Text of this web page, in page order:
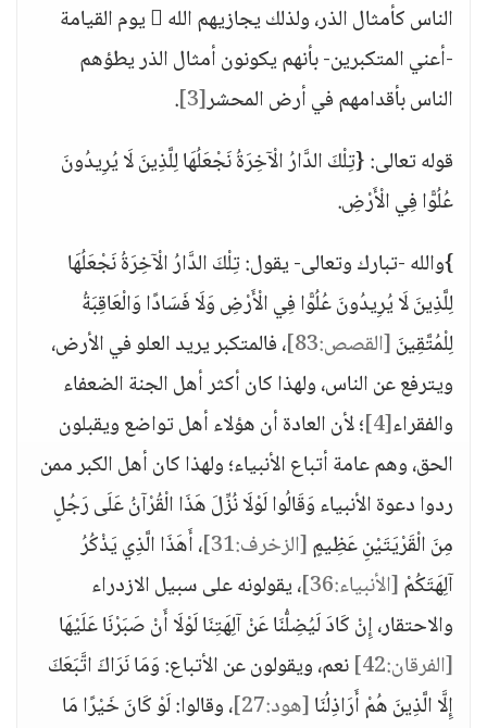
الناس كأمثال الذر، ولذلك يجازيهم الله  يوم القيامة
-أعني المتكبرين- بأنهم يكونون أمثال الذر يطؤهم
الناس بأقدامهم في أرض المحشر[3]
.
قوله تعالى: {تِلْكَ الدَّارُ الْآخِرَةُ نَجْعَلُهَا لِلَّذِينَ لَا يُرِيدُونَ
عُلُوًّا فِي الْأَرْضِ.
}والله -تبارك وتعالى- يقول: تِلْكَ الدَّارُ الْآخِرَةُ نَجْعَلُهَا
لِلَّذِينَ لَا يُرِيدُونَ عُلُوًّا فِي الْأَرْضِ وَلَا فَسَادًا وَالْعَاقِبَةُ
لِلْمُتَّقِينَ[القصص:83]
، فالمتكبر يريد العلو في الأرض،
ويترفع عن الناس، ولهذا كان أكثر أهل الجنة الضعفاء
والفقراء[4] ؛ لأن العادة أن هؤلاء أهل تواضع ويقبلون
الحق، وهم عامة أتباع الأنبياء؛ ولهذا كان أهل الكبر ممن
ردوا دعوة الأنبياء وَقَالُوا لَوْلَا نُزِّلَ هَذَا الْقُرْآنُ عَلَى رَجُلٍ
مِنَ الْقَرْيَتَيْنِ عَظِيمٍ[الزخرف:31]
، أَهَذَا الَّذِي يَذْكُرُ
آلِهَتَكُمْ[الأنبياء:36]
، يقولونه على سبيل الازدراء
والاحتقار، إِنْ كَادَ لَيُضِلُّنَا عَنْ آلِهَتِنَا لَوْلَا أَنْ صَبَرْنَا عَلَيْهَا
[الفرقان:42]
نعم، ويقولون عن الأتباع: وَمَا نَرَاكَ اتَّبَعَكَ
إِلَّا الَّذِينَ هُمْ أَرَاذِلُنَا[هود:27]
، وقالوا: لَوْ كَانَ خَيْرًا مَا